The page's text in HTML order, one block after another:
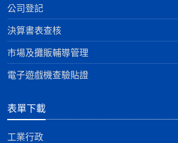
公司登記
決算書表查核
巿場及攤販輔導管理
電子遊戲機查驗貼證
表單下載
工業行政